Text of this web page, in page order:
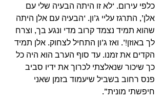
כלפי עירום. ‘לא זו היתה הבעיה שלי עם
אלן’, התרגז עליי ג’ון. ‘הבעיה עם אלן היתה
שהוא תמיד נצמד קרוב מדי ונגע בך, וצרח
לך באוזן!’. ואז ג’ון התחיל לצחוק. אלן תמיד
הקדים את זמנו. עד סוף הערב הוא היה כל
כך שיכור שנאלצתי לכרוך את ידיו סביב
פנס רחוב בשביל שיעמוד בזמן שאני
חיפשתי מונית”.